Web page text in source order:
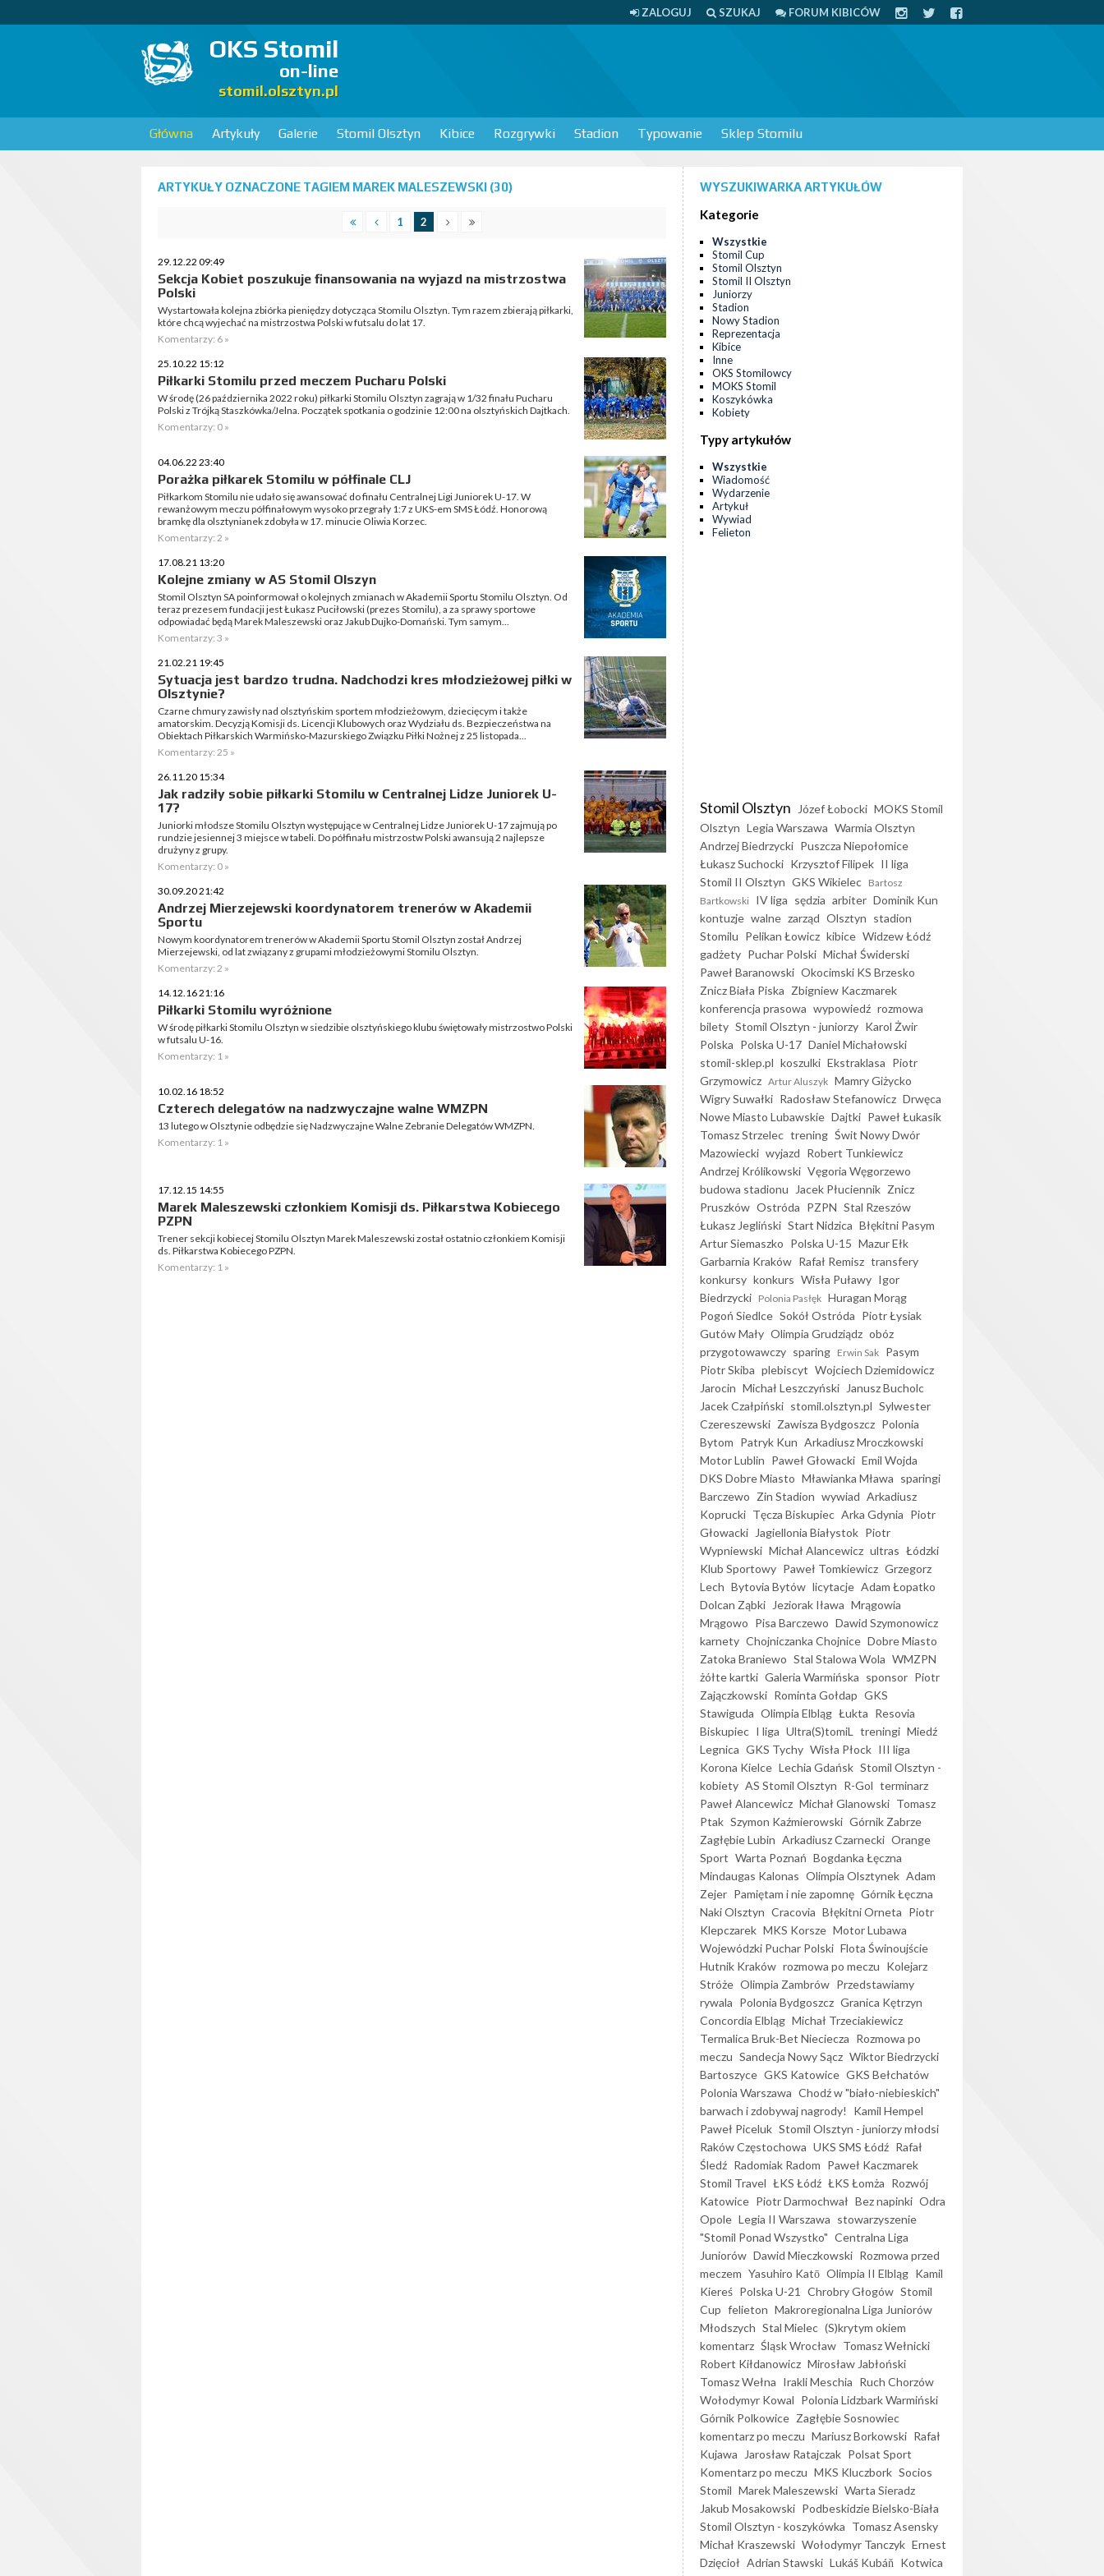
ZALOGUJ SZUKAJ FORUM KIBICÓW
OKS Stomil
on-line
stomil.olsztyn.pl
Główna Artykuły Galerie Stomil Olsztyn Kibice Rozgrywki Stadion Typowanie Sklep Stomilu
ARTYKUŁY OZNACZONE TAGIEM MAREK MALESZEWSKI (30)
1 2
29.12.22 09:49
Sekcja Kobiet poszukuje finansowania na wyjazd na mistrzostwa
Polski
Wystartowała kolejna zbiórka pieniędzy dotycząca Stomilu Olsztyn. Tym razem zbierają piłkarki,
które chcą wyjechać na mistrzostwa Polski w futsalu do lat 17.
Komentarzy: 6 »
25.10.22 15:12
Piłkarki Stomilu przed meczem Pucharu Polski
W środę (26 października 2022 roku) piłkarki Stomilu Olsztyn zagrają w 1/32 finału Pucharu
Polski z Trójką Staszkówka/Jelna. Początek spotkania o godzinie 12:00 na olsztyńskich Dajtkach.
Komentarzy: 0 »
04.06.22 23:40
Porażka piłkarek Stomilu w półfinale CLJ
Piłkarkom Stomilu nie udało się awansować do finału Centralnej Ligi Juniorek U-17. W
rewanżowym meczu półfinałowym wysoko przegrały 1:7 z UKS-em SMS Łódź. Honorową
bramkę dla olsztynianek zdobyła w 17. minucie Oliwia Korzec.
Komentarzy: 2 »
17.08.21 13:20
Kolejne zmiany w AS Stomil Olszyn
Stomil Olsztyn SA poinformował o kolejnych zmianach w Akademii Sportu Stomilu Olsztyn. Od
teraz prezesem fundacji jest Łukasz Puciłowski (prezes Stomilu), a za sprawy sportowe
odpowiadać będą Marek Maleszewski oraz Jakub Dujko-Domański. Tym samym...
Komentarzy: 3 »
21.02.21 19:45
Sytuacja jest bardzo trudna. Nadchodzi kres młodzieżowej piłki w
Olsztynie?
Czarne chmury zawisły nad olsztyńskim sportem młodzieżowym, dziecięcym i także
amatorskim. Decyzją Komisji ds. Licencji Klubowych oraz Wydziału ds. Bezpieczeństwa na
Obiektach Piłkarskich Warmińsko-Mazurskiego Związku Piłki Nożnej z 25 listopada...
Komentarzy: 25 »
26.11.20 15:34
Jak radziły sobie piłkarki Stomilu w Centralnej Lidze Juniorek U-
17?
Juniorki młodsze Stomilu Olsztyn występujące w Centralnej Lidze Juniorek U-17 zajmują po
rundzie jesiennej 3 miejsce w tabeli. Do półfinału mistrzostw Polski awansują 2 najlepsze
drużyny z grupy.
Komentarzy: 0 »
30.09.20 21:42
Andrzej Mierzejewski koordynatorem trenerów w Akademii
Sportu
Nowym koordynatorem trenerów w Akademii Sportu Stomil Olsztyn został Andrzej
Mierzejewski, od lat związany z grupami młodzieżowymi Stomilu Olsztyn.
Komentarzy: 2 »
14.12.16 21:16
Piłkarki Stomilu wyróżnione
W środę piłkarki Stomilu Olsztyn w siedzibie olsztyńskiego klubu świętowały mistrzostwo Polski
w futsalu U-16.
Komentarzy: 1 »
10.02.16 18:52
Czterech delegatów na nadzwyczajne walne WMZPN
13 lutego w Olsztynie odbędzie się Nadzwyczajne Walne Zebranie Delegatów WMZPN.
Komentarzy: 1 »
17.12.15 14:55
Marek Maleszewski członkiem Komisji ds. Piłkarstwa Kobiecego
PZPN
Trener sekcji kobiecej Stomilu Olsztyn Marek Maleszewski został ostatnio członkiem Komisji
ds. Piłkarstwa Kobiecego PZPN.
Komentarzy: 1 »
WYSZUKIWARKA ARTYKUŁÓW
Kategorie
Wszystkie
Stomil Cup
Stomil Olsztyn
Stomil II Olsztyn
Juniorzy
Stadion
Nowy Stadion
Reprezentacja
Kibice
Inne
OKS Stomilowcy
MOKS Stomil
Koszykówka
Kobiety
Typy artykułów
Wszystkie
Wiadomość
Wydarzenie
Artykuł
Wywiad
Felieton
Stomil Olsztyn Józef Łobocki MOKS Stomil
Olsztyn Legia Warszawa Warmia Olsztyn
Andrzej Biedrzycki Puszcza Niepołomice
Łukasz Suchocki Krzysztof Filipek II liga
Stomil II Olsztyn GKS Wikielec Bartosz
Bartkowski IV liga sędzia arbiter Dominik Kun
kontuzje walne zarząd Olsztyn stadion
Stomilu Pelikan Łowicz kibice Widzew Łódź
gadżety Puchar Polski Michał Świderski
Paweł Baranowski Okocimski KS Brzesko
Znicz Biała Piska Zbigniew Kaczmarek
konferencja prasowa wypowiedź rozmowa
bilety Stomil Olsztyn - juniorzy Karol Żwir
Polska Polska U-17 Daniel Michałowski
stomil-sklep.pl koszulki Ekstraklasa Piotr
Grzymowicz Artur Aluszyk Mamry Giżycko
Wigry Suwałki Radosław Stefanowicz Drwęca
Nowe Miasto Lubawskie Dajtki Paweł Łukasik
Tomasz Strzelec trening Świt Nowy Dwór
Mazowiecki wyjazd Robert Tunkiewicz
Andrzej Królikowski Vęgoria Węgorzewo
budowa stadionu
Jacek Płuciennik Znicz
Pruszków Ostróda PZPN Stal Rzeszów
Łukasz Jegliński Start Nidzica Błękitni Pasym
Artur Siemaszko Polska U-15 Mazur Ełk
Garbarnia Kraków Rafał Remisz transfery
konkursy konkurs Wisła Puławy Igor
Biedrzycki Polonia Pasłęk Huragan Morąg
Pogoń Siedlce Sokół Ostróda Piotr Łysiak
Gutów Mały Olimpia Grudziądz obóz
przygotowawczy sparing Erwin Sak Pasym
Piotr Skiba plebiscyt Wojciech Dziemidowicz
Jarocin Michał Leszczyński
Janusz Bucholc
Jacek Czałpiński stomil.olsztyn.pl Sylwester
Czereszewski Zawisza Bydgoszcz Polonia
Bytom Patryk Kun Arkadiusz Mroczkowski
Motor Lublin Paweł Głowacki Emil Wojda
DKS Dobre Miasto Mławianka Mława sparingi
Barczewo Zin Stadion wywiad Arkadiusz
Koprucki Tęcza Biskupiec Arka Gdynia Piotr
Głowacki
Jagiellonia Białystok Piotr
Wypniewski Michał Alancewicz ultras Łódzki
Klub Sportowy Paweł Tomkiewicz Grzegorz
Lech Bytovia Bytów licytacje Adam Łopatko
Dolcan Ząbki
Jeziorak Iława Mrągowia
Mrągowo Pisa Barczewo Dawid Szymonowicz
karnety Chojniczanka Chojnice Dobre Miasto
Zatoka Braniewo Stal Stalowa Wola WMZPN
żółte kartki Galeria Warmińska sponsor Piotr
Zajączkowski Rominta Gołdap GKS
Stawiguda Olimpia Elbląg Łukta Resovia
Biskupiec I liga Ultra(S)tomiL treningi Miedź
Legnica GKS Tychy Wisła Płock III liga
Korona Kielce Lechia Gdańsk Stomil Olsztyn -
kobiety AS Stomil Olsztyn R-Gol terminarz
Paweł Alancewicz Michał Glanowski Tomasz
Ptak Szymon Kaźmierowski Górnik Zabrze
Zagłębie Lubin Arkadiusz Czarnecki Orange
Sport Warta Poznań Bogdanka Łęczna
Mindaugas Kalonas Olimpia Olsztynek Adam
Zejer Pamiętam i nie zapomnę Górnik Łęczna
Naki Olsztyn Cracovia Błękitni Orneta Piotr
Klepczarek MKS Korsze Motor Lubawa
Wojewódzki Puchar Polski Flota Świnoujście
Hutnik Kraków rozmowa po meczu Kolejarz
Stróże Olimpia Zambrów Przedstawiamy
rywala Polonia Bydgoszcz Granica Kętrzyn
Concordia Elbląg Michał Trzeciakiewicz
Termalica Bruk-Bet Nieciecza Rozmowa po
meczu Sandecja Nowy Sącz Wiktor Biedrzycki
Bartoszyce GKS Katowice GKS Bełchatów
Polonia Warszawa Chodź w "biało-niebieskich"
barwach i zdobywaj nagrody!
Kamil Hempel
Paweł Piceluk Stomil Olsztyn - juniorzy młodsi
Raków Częstochowa UKS SMS Łódź Rafał
Śledź Radomiak Radom Paweł Kaczmarek
Stomil Travel ŁKS Łódź ŁKS Łomża Rozwój
Katowice Piotr Darmochwał Bez napinki Odra
Opole Legia II Warszawa stowarzyszenie
"Stomil Ponad Wszystko" Centralna Liga
Juniorów Dawid Mieczkowski Rozmowa przed
meczem Yasuhiro Katō Olimpia II Elbląg Kamil
Kiereś Polska U-21 Chrobry Głogów Stomil
Cup felieton Makroregionalna Liga Juniorów
Młodszych Stal Mielec (S)krytym okiem
komentarz Śląsk Wrocław Tomasz Wełnicki
Robert Kiłdanowicz Mirosław Jabłoński
Tomasz Wełna Irakli Meschia Ruch Chorzów
Wołodymyr Kowal Polonia Lidzbark Warmiński
Górnik Polkowice Zagłębie Sosnowiec
komentarz po meczu Mariusz Borkowski Rafał
Kujawa
Jarosław Ratajczak Polsat Sport
Komentarz po meczu MKS Kluczbork Socios
Stomil Marek Maleszewski Warta Sieradz
Jakub Mosakowski Podbeskidzie Bielsko-Biała
Stomil Olsztyn - koszykówka Tomasz Asensky
Michał Kraszewski Wołodymyr Tanczyk Ernest
Dzięcioł Adrian Stawski Lukáš Kubáň Kotwica